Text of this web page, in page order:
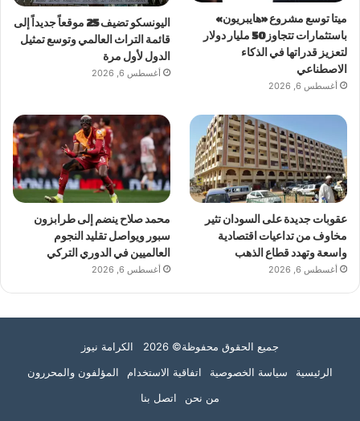
ميتا توسع مشروع «هايبريون»
باستثمارات تتجاوز 50 مليار دولار
لتعزيز قدراتها في الذكاء
الاصطناعي
أغسطس 6, 2026
اليونسكو تضيف 25 موقعاً جديداً إلى
قائمة التراث العالمي وتوسع تمثيل
الدول لأول مرة
أغسطس 6, 2026
عقوبات جديدة على السودان تثير
مخاوف من تداعيات اقتصادية
واسعة وتهدد قطاع الذهب
أغسطس 6, 2026
محمد صلاح ينضم إلى طرابزون
سبور ويواصل تقليد النجوم
العالميين في الدوري التركي
أغسطس 6, 2026
جميع الحقوق محفوظة© 2026 الكرامة نيوز
الرئيسية
سياسة الخصوصية اتفاقية الاستخدام
المؤلفون والمحررون
من نحن
اتصل بنا